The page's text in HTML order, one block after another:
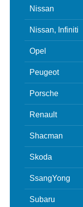
Nissan
Nissan, Infiniti
Opel
Peugeot
Porsche
Renault
Shacman
Skoda
SsangYong
Subaru